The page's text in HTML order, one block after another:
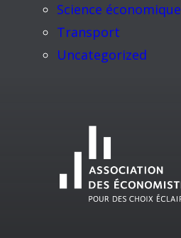
Science économique
Transport
Uncategorized